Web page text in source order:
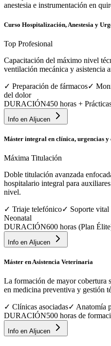
anestesia e instrumentación en
Curso Hospitalización, Anestesia y
Top Profesional
Capacitación del máximo nivel
ventilación mecánica y asistencia
✓ Preparación de fármacos✓
del dolor
DURACIÓN450 horas +
Info en Aljucen
Máster integral en clínica, urgencias y
Máxima Titulación
Doble titulación avanzada
hospitalario integral para
nivel.
✓ Triaje telefónico✓ Soporte vital
Neonatal
DURACIÓN600 horas (Plan
Info en Aljucen
Máster en Asistencia Veterinaria
La formación de mayor cobertura
en medicina preventiva y gestión
✓ Clínicas asociadas✓ Anatomía
DURACIÓN500 horas de
Info en Aljucen